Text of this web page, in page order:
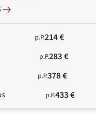
p.P.214 €
p.P.283 €
p.P.378 €
p.P.433 €